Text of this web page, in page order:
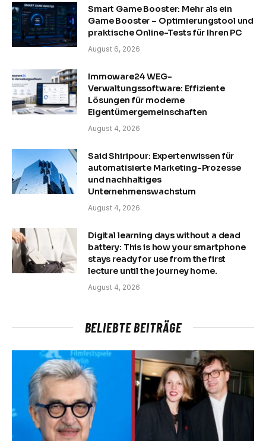
Smart Game Booster: Mehr als ein
Game Booster – Optimierungstool und
praktische Online-Tests für Ihren PC
August 6, 2026
Immoware24 WEG-
Verwaltungssoftware: Effiziente
Lösungen für moderne
Eigentümergemeinschaften
August 4, 2026
Said Shiripour: Expertenwissen für
automatisierte Marketing-Prozesse
und nachhaltiges
Unternehmenswachstum
August 4, 2026
Digital learning days without a dead
battery: This is how your smartphone
stays ready for use from the first
lecture until the journey home.
August 4, 2026
BELIEBTE BEITRÄGE